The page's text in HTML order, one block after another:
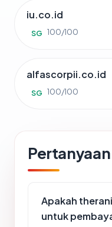
iu.co.id
SG 100/100
alfascorpii.co.id
SG 100/100
Apakah
untuk